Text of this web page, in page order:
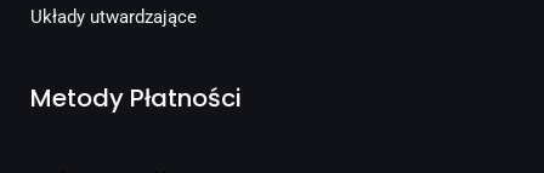
Układy utwardzające
Metody Płatności